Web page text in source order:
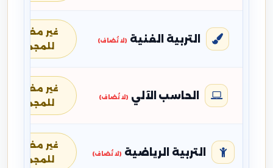
التربية الفنية (لا تُضاف)
غير مضافة
للمجموع
الحاسب الآلي (لا تُضاف)
غير مضافة
للمجموع
التربية الرياضية (لا تُضاف)
غير مضافة
للمجموع